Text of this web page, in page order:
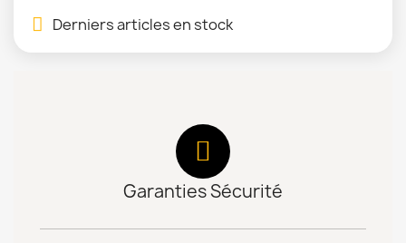
Derniers articles en stock
Garanties Sécurité